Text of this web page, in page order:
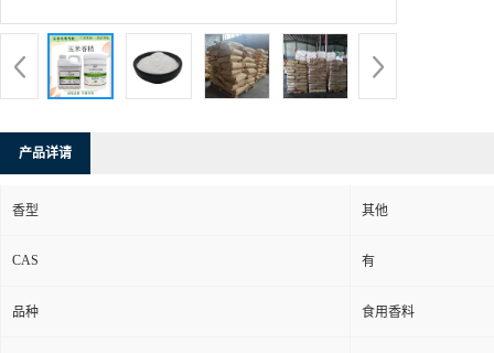
产品详请
香型 其他
CAS 有
品种 食用香料